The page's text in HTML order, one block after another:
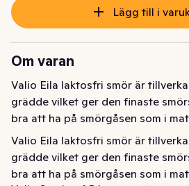
Lägg till i
Om varan
Valio Eila laktosfri smör är
grädde vilket ger den finaste
bra att ha på smörgåsen som i
Valio Eila laktosfri smör är
grädde vilket ger den finaste
bra att ha på smörgåsen som i